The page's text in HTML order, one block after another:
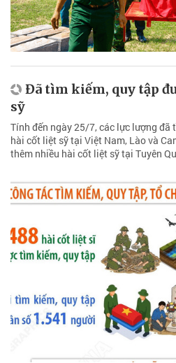
Đã tìm kiếm, quy tập
sỹ
Tính đến ngày 25/7, các lực lượng đã
hài cốt liệt sỹ tại Việt Nam, Lào và
thêm nhiều hài cốt liệt sỹ tại Tuyên